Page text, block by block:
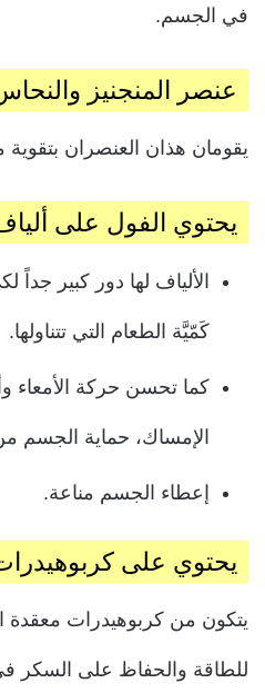
في الجسم.
عنصر المنجنيز
يقومان هذان العنصران
يحتوي الفول على
الألياف لها دور كبير
كَمّيَّة الطعام التي تتناولها.
كما تحسن حركة الأمعاء
الإمساك، حماية الجسم
إعطاء الجسم مناعة.
يحتوي على
يتكون من كربوهيدرات
للطاقة والحفاظ على السكر